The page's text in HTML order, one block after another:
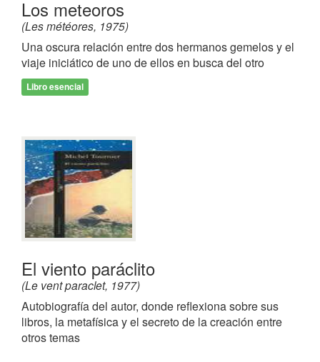
Los meteoros
(Les météores, 1975)
Una oscura relación entre dos hermanos gemelos y el
viaje iniciático de uno de ellos en busca del otro
Libro esencial
El viento paráclito
(Le vent paraclet, 1977)
Autobiografía del autor, donde reflexiona sobre sus
libros, la metafísica y el secreto de la creación entre
otros temas